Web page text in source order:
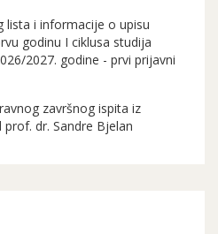
lista i informacije o upisu
godinu I ciklusa studija
2027. godine - prvi prijavni
završnog ispita iz
prof. dr. Sandre Bjelan